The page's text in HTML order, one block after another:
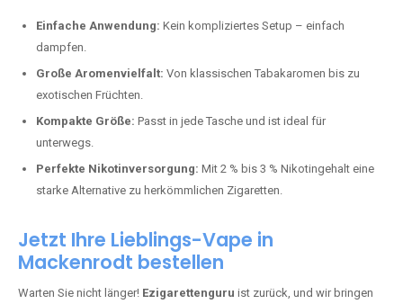
Einfache Anwendung: Kein kompliziertes Setup – einfach
dampfen.
Große Aromenvielfalt: Von klassischen Tabakaromen bis zu
exotischen Früchten.
Kompakte Größe: Passt in jede Tasche und ist ideal für
unterwegs.
Perfekte Nikotinversorgung: Mit 2 % bis 3 % Nikotingehalt eine
starke Alternative zu herkömmlichen Zigaretten.
Jetzt Ihre Lieblings-Vape in
Mackenrodt bestellen
Warten Sie nicht länger! Ezigarettenguru ist zurück, und wir bringen